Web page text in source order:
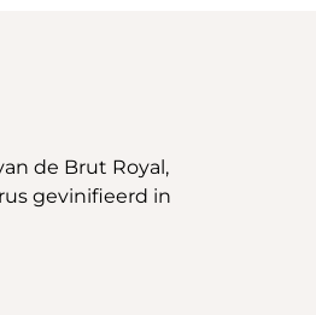
de Brut Royal,
gevinifieerd in